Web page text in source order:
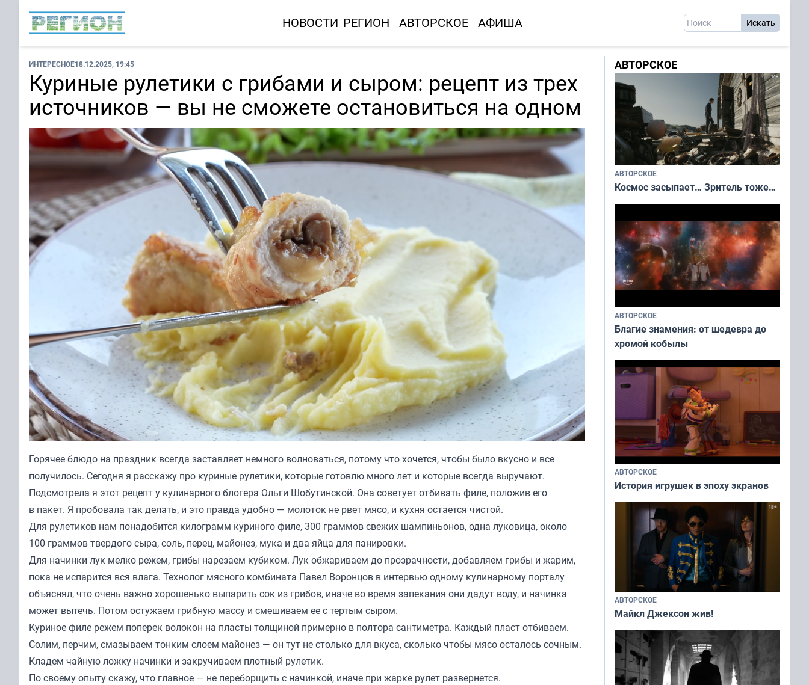
НОВОСТИ РЕГИОН АВТОРСКОЕ АФИША
ИНТЕРЕСНОЕ18.12.2025, 19:45
Куриные рулетики с грибами и сыром: рецепт из трех
источников — вы не сможете остановиться на одном
Горячее блюдо на праздник всегда заставляет немного волноваться, потому что хочется, чтобы было вкусно и все
получилось. Сегодня я расскажу про куриные рулетики, которые готовлю много лет и которые всегда выручают.
Подсмотрела я этот рецепт у кулинарного блогера Ольги Шобутинской. Она советует отбивать филе, положив его
в пакет. Я пробовала так делать, и это правда удобно — молоток не рвет мясо, и кухня остается чистой.
Для рулетиков нам понадобится килограмм куриного филе, 300 граммов свежих шампиньонов, одна луковица, около
100 граммов твердого сыра, соль, перец, майонез, мука и два яйца для панировки.
Для начинки лук мелко режем, грибы нарезаем кубиком. Лук обжариваем до прозрачности, добавляем грибы и жарим,
пока не испарится вся влага. Технолог мясного комбината Павел Воронцов в интервью одному кулинарному порталу
объяснял, что очень важно хорошенько выпарить сок из грибов, иначе во время запекания они дадут воду, и начинка
может вытечь. Потом остужаем грибную массу и смешиваем ее с тертым сыром.
Куриное филе режем поперек волокон на пласты толщиной примерно в полтора сантиметра. Каждый пласт отбиваем.
Солим, перчим, смазываем тонким слоем майонез — он тут не столько для вкуса, сколько чтобы мясо осталось сочным.
Кладем чайную ложку начинки и закручиваем плотный рулетик.
По своему опыту скажу, что главное — не переборщить с начинкой, иначе при жарке рулет развернется.
АВТОРСКОЕ
АВТОРСКОЕ
Космос засыпает… Зритель тоже…
АВТОРСКОЕ
Благие знамения: от шедевра до
хромой кобылы
АВТОРСКОЕ
История игрушек в эпоху экранов
АВТОРСКОЕ
Майкл Джексон жив!